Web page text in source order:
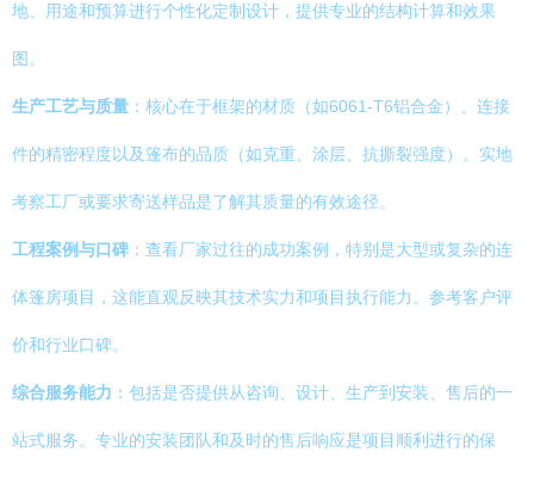
地、用途和预算进行个性化定制设计，提供专业的结构计算和效果
图。
生产工艺与质量 ：核心在于框架的材质（如6061-T6铝合金）、连接
件的精密程度以及篷布的品质（如克重、涂层、抗撕裂强度）。实地
考察工厂或要求寄送样品是了解其质量的有效途径。
工程案例与口碑 ：查看厂家过往的成功案例，特别是大型或复杂的连
体篷房项目，这能直观反映其技术实力和项目执行能力。参考客户评
价和行业口碑。
综合服务能力 ：包括是否提供从咨询、设计、生产到安装、售后的一
站式服务。专业的安装团队和及时的售后响应是项目顺利进行的保